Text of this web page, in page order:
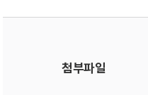
첨부파일